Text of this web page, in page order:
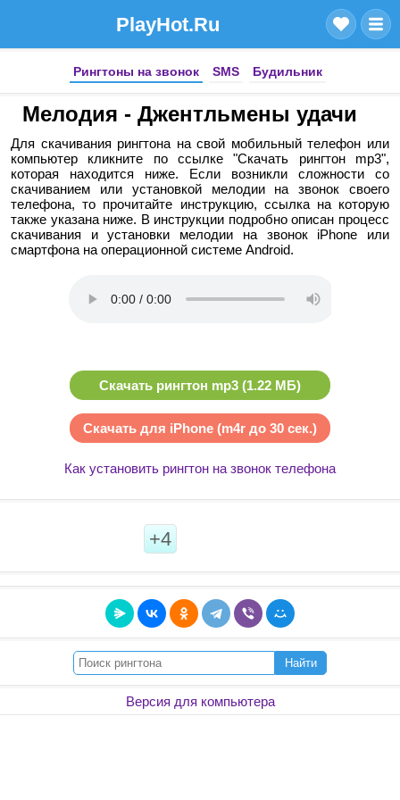
PlayHot.Ru
Рингтоны на звонок SMS Будильник
Мелодия - Джентльмены удачи
Для скачивания рингтона на свой мобильный телефон или
компьютер кликните по ссылке "Скачать рингтон mp3",
которая находится ниже. Если возникли сложности со
скачиванием или установкой мелодии на звонок своего
телефона, то прочитайте инструкцию, ссылка на которую
также указана ниже. В инструкции подробно описан процесс
скачивания и установки мелодии на звонок iPhone или
смартфона на операционной системе Android.
Скачать рингтон mp3 (1.22 МБ)
Скачать для iPhone (m4r до 30 сек.)
Как установить рингтон на звонок телефона
+4
Найти
Версия для компьютера